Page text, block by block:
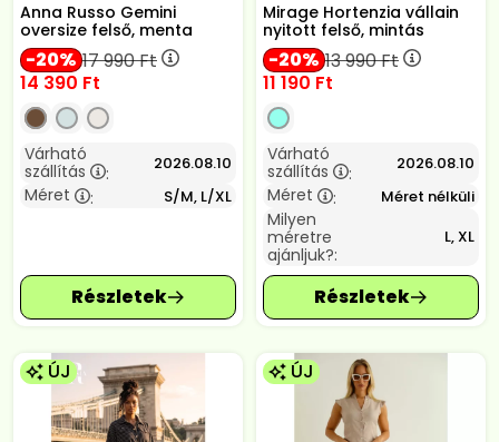
Anna Russo Gemini
oversize felső, menta
20 17 990Ft
14 390 Ft
Várható
szállítás
: 2026.08.10
Méret : S/M, L/XL
Mirage Hortenzia vállain
nyitott felső, mintás
20 13 990Ft
11 190 Ft
Várható
szállítás
: 2026.08.10
Méret : Méret nélküli
Milyen
méretre
ajánljuk?:
L, XL
ÚJ ÚJ